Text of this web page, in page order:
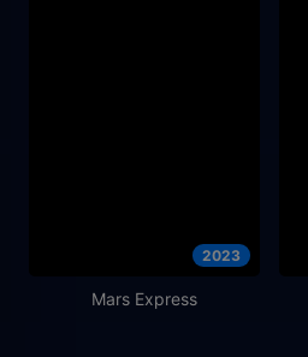
2023
Mars Express